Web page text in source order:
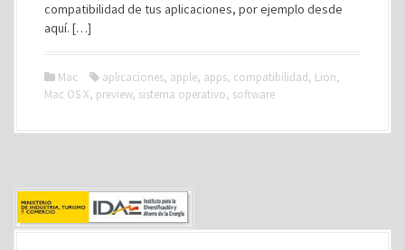
compatibilidad de tus aplicaciones, por ejemplo desde
aquí. […]
Mac aplicaciones, apple, apps, compatibilidad, Lion,
Mac OS X, preview, sistema operativo, software